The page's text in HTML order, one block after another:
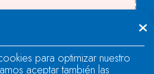
para optimizar nuestro
aceptar también las